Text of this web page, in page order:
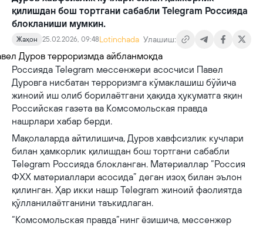
қилишдан бош тортгани сабабли Telegram Россияда
блокланиши мумкин.
Жаҳон 25.02.2026, 09:48Lotinchada Улашиш:
Россияда Telegram мессенжери асосчиси Павел
Дуровга нисбатан терроризмга кўмаклашиш бўйича
жиноий иш олиб борилаётгани ҳақида ҳукуматга яқин
Российская газета ва Комсомольская правда
нашрлари хабар берди.
Мақолаларда айтилишича, Дуров хавфсизлик кучлари
билан ҳамкорлик қилишдан бош тортгани сабабли
Telegram Россияда блокланган. Материаллар “Россия
ФХХ материаллари асосида” деган изоҳ билан эълон
қилинган. Ҳар икки нашр Telegram жиноий фаолиятда
қўлланилаётганини таъкидлаган.
“Комсомольская правда”нинг ёзишича, мессенжер